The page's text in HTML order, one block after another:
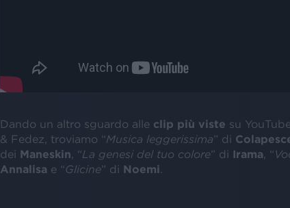
Dando un altro sguardo alle clip più viste su
& Fedez, troviamo “Musica leggerissima” di
dei Maneskin , “La genesi del tuo colore” di Irama , “
Annalisa e “Glicine” di Noemi